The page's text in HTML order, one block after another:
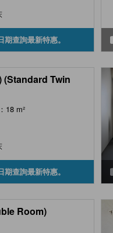
期查詢最新特惠。
(Standard Twin
18 m²
期查詢最新特惠。
Room)